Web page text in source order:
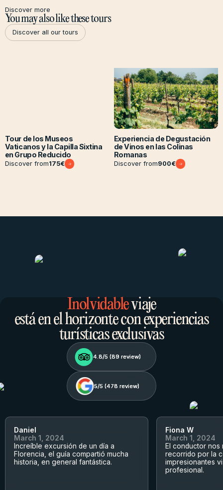
Discover more
You may also like these tours
Discover all our tours
Discover all our tours
Tour de los Museos
Vaticanos y la Capilla Sixtina
en Grupo Reducido
Discover from175€
Experiencia de Degustación
de Vinos en las Colinas
Romanas
Discover from900€
Inolvidableviaje
está en el horizonte con experiencias
turísticas exclusivas
4.8/5 (89 review)
4.8/5 (89 review)
5/5 (478 review)
5/5 (478 review)
Daniel
March 1, 2024
Increíble excursión de un día a
Florencia, el guía compartió mucha
historia, en general fantástica.
Fiona W
March 1, 2024
El conductor
recorrido por la
impresionantes
profesional.